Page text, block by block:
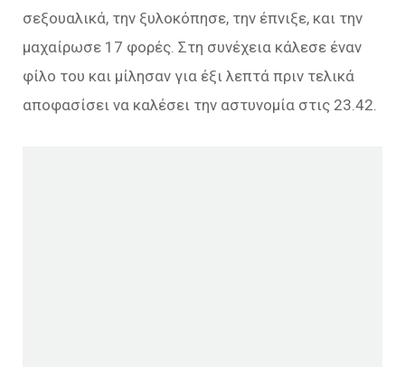
σεξουαλικά, την ξυλοκόπησε, την έπνιξε, και την
μαχαίρωσε 17 φορές. Στη συνέχεια κάλεσε έναν
φίλο του και μίλησαν για έξι λεπτά πριν τελικά
αποφασίσει να καλέσει την αστυνομία στις 23.42.